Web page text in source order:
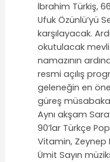
İbrahim Türkiş,
Ufuk Özünlü’yü
karşılayacak.
okutulacak
namazının
resmi açılış
geleneğin en
güreş
Aynı akşam
90’lar Türkçe
Vitamin, Zeynep
Ümit Sayın